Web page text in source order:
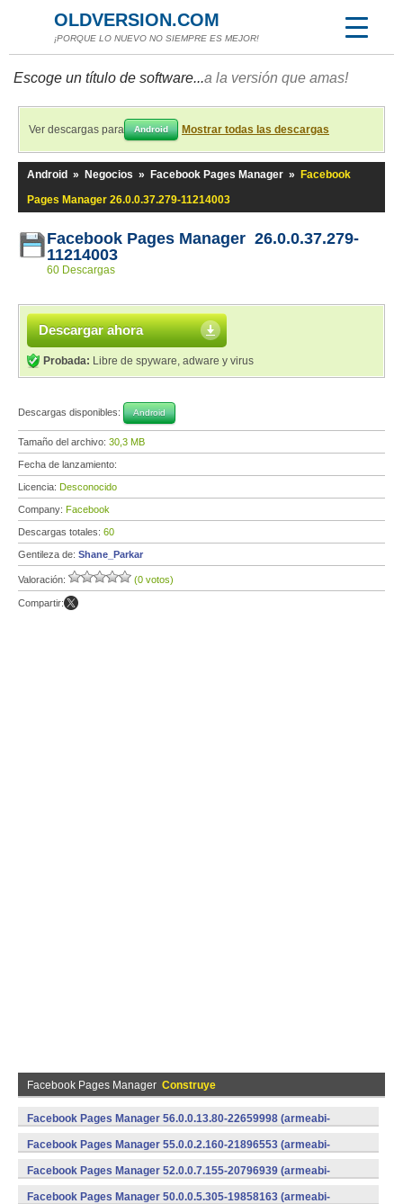
OLDVERSION.COM
¡PORQUE LO NUEVO NO SIEMPRE ES MEJOR!
Escoge un título de software...a la versión que amas!
Ver descargas para Android Mostrar todas las descargas
Android » Negocios » Facebook Pages Manager »
Facebook
Pages Manager 26.0.0.37.279-11214003
Facebook Pages Manager 26.0.0.37.279-
11214003
60 Descargas
Descargar ahora
Probada: Libre de spyware, adware y virus
Descargas disponibles: Android
Tamaño del archivo: 30,3 MB
Fecha de lanzamiento:
Licencia: Desconocido
Company: Facebook
Descargas totales: 60
Gentileza de: Shane_Parkar
Valoración: (0 votos)
Compartir:
Facebook Pages Manager Construye
Facebook Pages Manager 56.0.0.13.80-22659998 (armeabi-
v7a) (Android)
Facebook Pages Manager 55.0.0.2.160-21896553 (armeabi-
v7a) (Android)
Facebook Pages Manager 52.0.0.7.155-20796939 (armeabi-
v7a) (Android)
Facebook Pages Manager 50.0.0.5.305-19858163 (armeabi-